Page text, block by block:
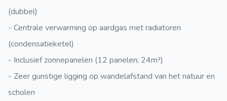
(dubbel)
- Centrale verwarming op aardgas met radiatoren
(condensatieketel)
- Inclusief zonnepanelen (12 panelen; 24m²)
- Zeer gunstige ligging op wandelafstand van het natuur en
scholen